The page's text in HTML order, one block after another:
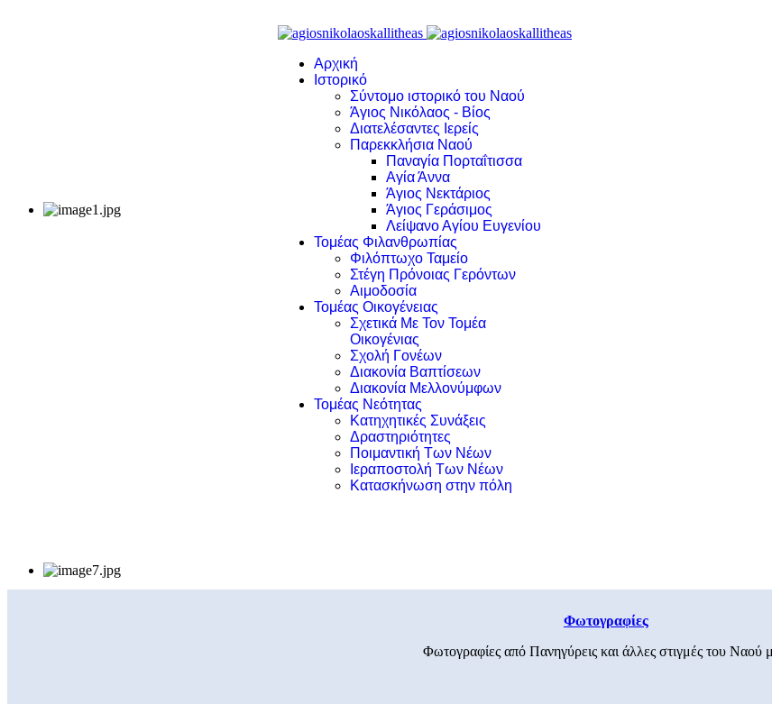
Αρχική
Ιστορικό
Σύντομο ιστορικό του Ναού
Άγιος Νικόλαος - Βίος
Διατελέσαντες Ιερείς
Παρεκκλήσια Ναού
Παναγία Πορταΐτισσα
Αγία Άννα
Άγιος Νεκτάριος
Άγιος Γεράσιμος
Λείψανο Αγίου Ευγενίου
Τομέας Φιλανθρωπίας
Φιλόπτωχο Ταμείο
Στέγη Πρόνοιας Γερόντων
Αιμοδοσία
Τομέας Οικογένειας
Σχετικά Με Τον Τομέα
Οικογένιας
Σχολή Γονέων
Διακονία Βαπτίσεων
Διακονία Μελλονύμφων
Τομέας Νεότητας
Κατηχητικές Συνάξεις
Δραστηριότητες
Ποιμαντική Των Νέων
Ιεραποστολή Των Νέων
Κατασκήνωση στην πόλη
Φωτογραφίες
Φωτογραφίες από Πανηγύρεις και άλλες στιγμές του Ναού